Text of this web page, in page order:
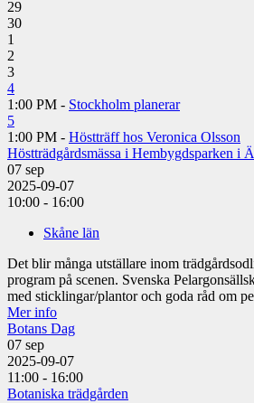
29
30
1
2
3
4
1:00 PM - Stockholm planerar
5
1:00 PM - Höstträff hos Veronica Olsson
Höstträdgårdsmässa i Hembygdsparken i
07 sep
2025-09-07
10:00 - 16:00
Skåne län
Det blir många utställare inom
program på scenen. Svenska
med sticklingar/plantor och goda råd om
Mer info
Botans Dag
07 sep
2025-09-07
11:00 - 16:00
Botaniska trädgården